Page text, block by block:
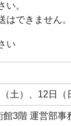
い。
はできません。
い
土）、12日（
館3階 運営部